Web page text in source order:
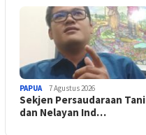
PAPUA 7 Agustus 2026
Sekjen Persaudaraan Tani
dan Nelayan Ind…